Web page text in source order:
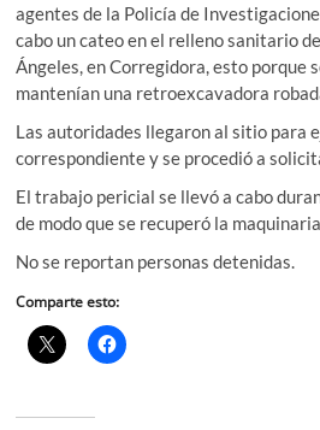
agentes de la Policía de
cabo un cateo en el relleno sanitario
Ángeles, en Corregidora, esto porque
mantenían una retroexcavadora
Las autoridades llegaron al sitio para
correspondiente y se procedió a
El trabajo pericial se llevó a cabo
de modo que se recuperó la maquinaria.
No se reportan personas detenidas.
Comparte esto: